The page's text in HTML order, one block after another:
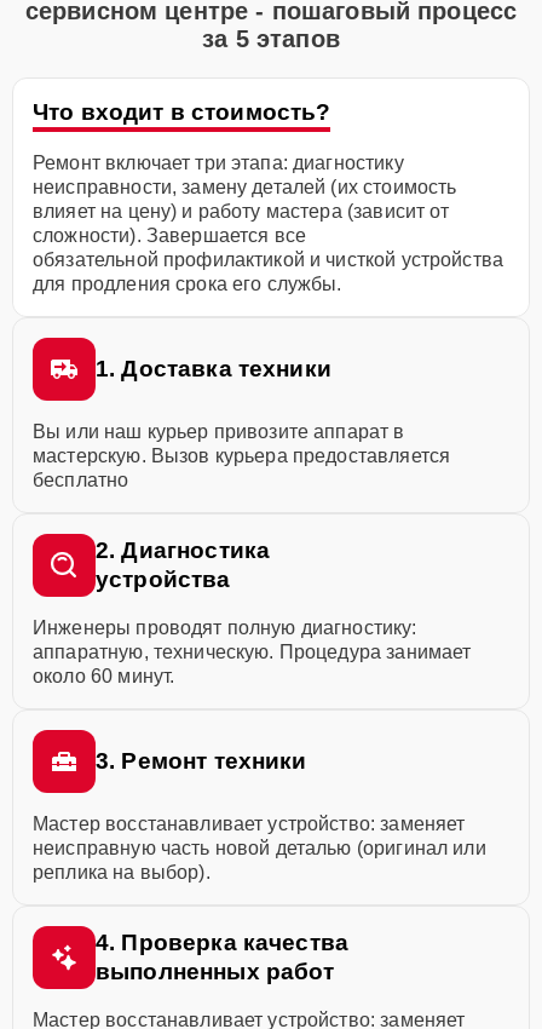
сервисном центре - пошаговый процесс
за 5 этапов
Что входит в стоимость?
Ремонт включает три этапа: диагностику
неисправности, замену деталей (их стоимость
влияет на цену) и работу мастера (зависит от
сложности). Завершается все
обязательной профилактикой и чисткой устройства
для продления срока его службы.
1. Доставка техники
Вы или наш курьер привозите аппарат в
мастерскую. Вызов курьера предоставляется
бесплатно
2. Диагностика
устройства
Инженеры проводят полную диагностику:
аппаратную, техническую. Процедура занимает
около 60 минут.
3. Ремонт техники
Мастер восстанавливает устройство: заменяет
неисправную часть новой деталью (оригинал или
реплика на выбор).
4. Проверка качества
выполненных работ
Мастер восстанавливает устройство: заменяет